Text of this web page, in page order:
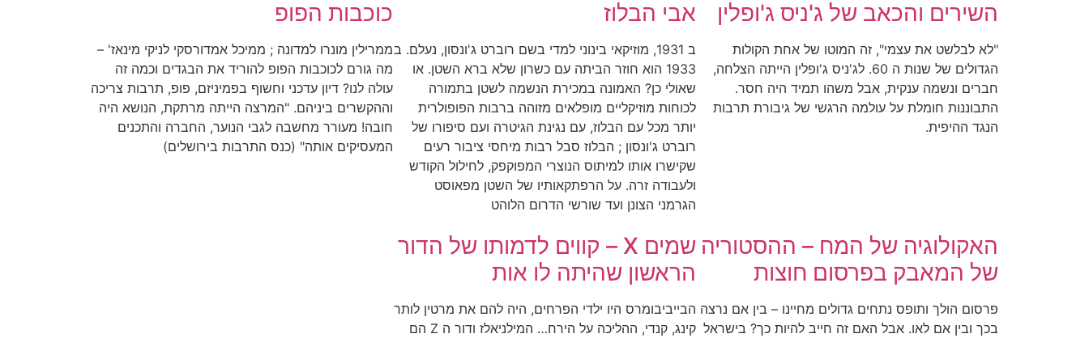
השירים והכאב של ג'ניס ג'ופלין
"לא לבלשט את עצמי", זה המוטו של אחת הקולות
הגדולים של שנות ה 60. לג'ניס ג'ופלין הייתה הצלחה,
חברים ונשמה ענקית, אבל משהו תמיד היה חסר.
התבוננות חומלת על עולמה הרגשי של גיבורת תרבות
הנגד ההיפית.
אבי הבלוז
ב 1931, מוזיקאי בינוני למדי בשם רוברט ג'ונסון, נעלם. ב
1933 הוא חוזר הביתה עם כשרון שלא ברא השטן. או
שאולי כן? האמונה במכירת הנשמה לשטן בתמורה
לכוחות מוזיקליים מופלאים מזוהה ברבות הפופולרית
יותר מכל עם הבלוז, עם נגינת הגיטרה ועם סיפורו של
רוברט ג'ונסון ; הבלוז סבל רבות מיחסי ציבור רעים
שקישרו אותו למיתוס הנוצרי המפוקפק, לחילול הקודש
ולעבודה זרה. על הרפתקאותיו של השטן מפאוסט
הגרמני הצונן ועד שורשי הדרום הלוהט
כוכבות הפופ
ממרילין מונרו למדונה ; ממיכל אמדורסקי לניקי מינאז' –
מה גורם לכוכבות הפופ להוריד את הבגדים וכמה זה
עולה לנו? דיון עדכני וחשוף בפמיניזם, פופ, תרבות צריכה
וההקשרים ביניהם. "המרצה הייתה מרתקת, הנושא היה
חובה! מעורר מחשבה לגבי הנוער, החברה והתכנים
המעסיקים אותה" (כנס התרבות בירושלים)
האקולוגיה של המח – ההסטוריה
של המאבק בפרסום חוצות
פרסום הולך ותופס נתחים גדולים מחיינו – בין אם נרצה
בכך ובין אם לאו. אבל האם זה חייב להיות כך? בישראל
שמים X – קווים לדמותו של הדור
הראשון שהיתה לו אות
הבייביבומרס היו ילדי הפרחים, היה להם את מרטין לותר
קינג, קנדי, ההליכה על הירח… המילניאלז ודור ה Z הם